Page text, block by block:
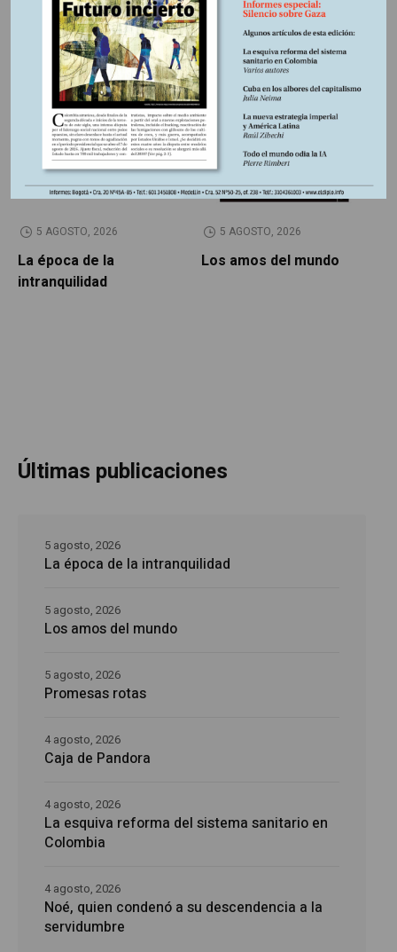
Otros Artículos
LIBROS RESEÑADOS
5 AGOSTO, 2026
La época de la
intranquilidad
SIN CATEGORÍA
5 AGOSTO, 2026
Los amos del mundo
Últimas publicaciones
La época de la intranquilidad
5 agosto, 2026
Los amos del mundo
5 agosto, 2026
Promesas rotas
5 agosto, 2026
Caja de Pandora
4 agosto, 2026
La esquiva reforma del sistema sanitario en
Colombia
4 agosto, 2026
Noé, quien condenó a su descendencia a la
servidumbre
4 agosto, 2026